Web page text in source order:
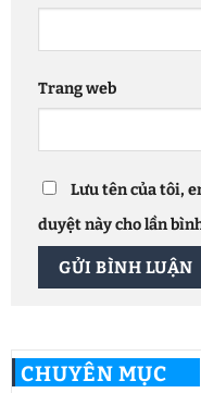
CHUYÊN MỤC
Trang web
Lưu tên của tôi,
duyệt này cho lần